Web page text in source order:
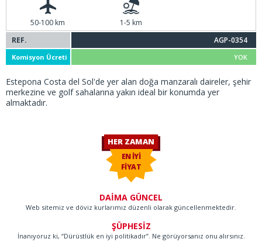
50-100 km
1-5 km
REF.
AGP-0354
Komisyon Ücreti YOK
Estepona Costa del Sol'de yer alan doğa manzaralı daireler, şehir
merkezine ve golf sahalarına yakın ideal bir konumda yer
almaktadır.
HER ZAMAN
EN İYİ
FİYAT
DAİMA GÜNCEL
Web sitemiz ve döviz kurlarımız düzenli olarak güncellenmektedir.
ŞÜPHESİZ
İnanıyoruz ki, “Dürüstlük en iyi politikadır”. Ne görüyorsanız onu alırsınız.